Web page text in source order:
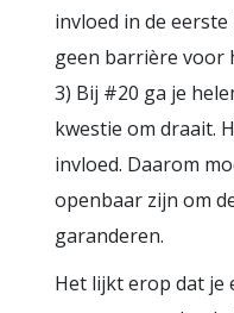
invloed in de
geen barrière voor
3) Bij #20 ga je
kwestie om draait.
invloed. Daarom
openbaar zijn om
garanderen.
Het lijkt erop dat je